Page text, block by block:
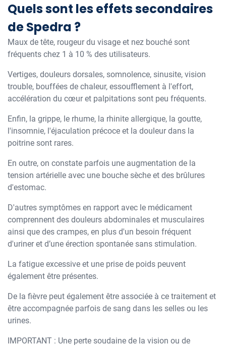
Quels sont les effets secondaires
de Spedra ?
Maux de tête, rougeur du visage et nez bouché sont
fréquents chez 1 à 10 % des utilisateurs.
Vertiges, douleurs dorsales, somnolence, sinusite, vision
trouble, bouffées de chaleur, essoufflement à l'effort,
accélération du cœur et palpitations sont peu fréquents.
Enfin, la grippe, le rhume, la rhinite allergique, la goutte,
l'insomnie, l'éjaculation précoce et la douleur dans la
poitrine sont rares.
En outre, on constate parfois une augmentation de la
tension artérielle avec une bouche sèche et des brûlures
d'estomac.
D'autres symptômes en rapport avec le médicament
comprennent des douleurs abdominales et musculaires
ainsi que des crampes, en plus d'un besoin fréquent
d'uriner et d’une érection spontanée sans stimulation.
La fatigue excessive et une prise de poids peuvent
également être présentes.
De la fièvre peut également être associée à ce traitement et
être accompagnée parfois de sang dans les selles ou les
urines.
IMPORTANT : Une perte soudaine de la vision ou de